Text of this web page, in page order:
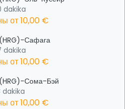
dakika
от10,00 €
Сафага
dakika
от10,00 €
Сома-Бэй
dakika
от10,00 €